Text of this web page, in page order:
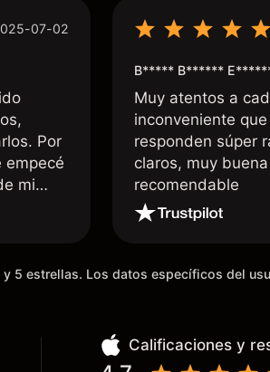
07-02
Por
empecé
mi
y la
a los
B***** B******
Muy atentos a
inconveniente
responden súper
claros, muy
recomendable
y 5 estrellas. Los datos específicos del
Calificaciones y